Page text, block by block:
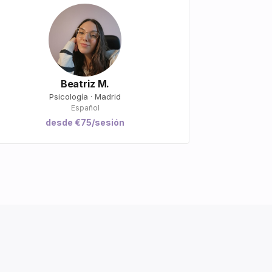
Beatriz M.
Psicología · Madrid
Español
desde €75/sesión